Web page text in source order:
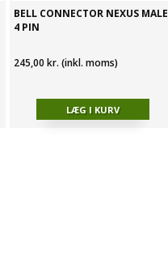
BELL CONNECTOR NEXUS MALE
4 PIN
245,00 kr. (inkl. moms)